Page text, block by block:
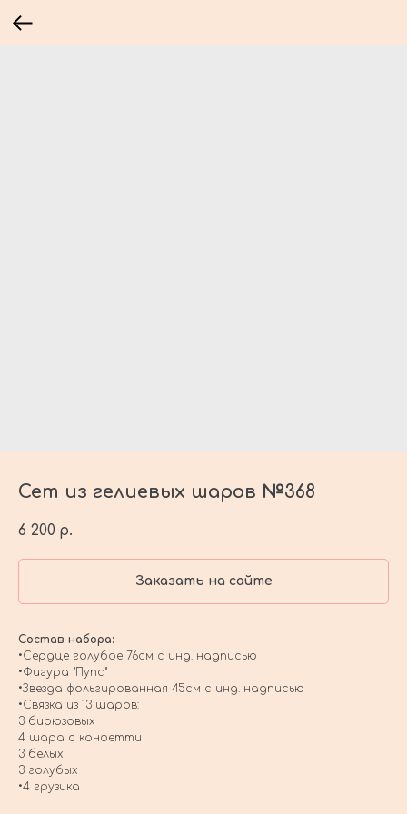
Сет из гелиевых шаров №368
6 200 р.
Заказать на сайте
Состав набора:
•Сердце голубое 76см с инд. надписью
•Фигура "Пупс"
•Звезда фольгированная 45см с инд. надписью
•Связка из 13 шаров:
3 бирюзовых
4 шара с конфетти
3 белых
3 голубых
•4 грузика